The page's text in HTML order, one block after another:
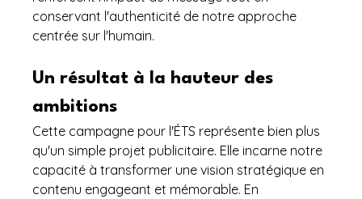
conservant l'authenticité de notre approche
centrée sur l'humain.
Un résultat à la hauteur des
ambitions
Cette campagne pour l'ÉTS représente bien plus
qu'un simple projet publicitaire. Elle incarne notre
capacité à transformer une vision stratégique en
contenu engageant et mémorable. En